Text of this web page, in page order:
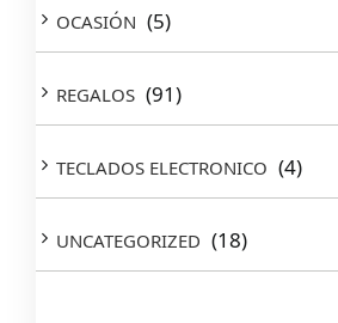
OCASIÓN (5)
REGALOS (91)
TECLADOS ELECTRONICO (4)
UNCATEGORIZED (18)